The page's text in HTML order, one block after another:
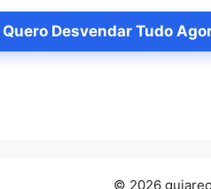
Quero Desvendar Tudo
© 2026